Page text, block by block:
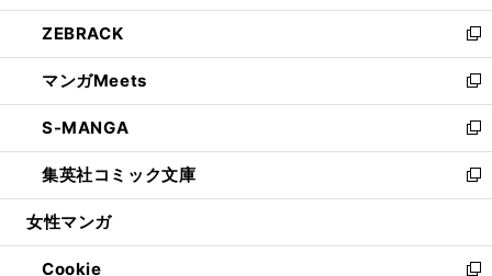
開
く
ウ
で
開
く
ン
ド
ウ
で
開
く
ウ
ィ
ン
ド
ウ
で
開
く
し
い
ウ
ィ
ン
ド
ウ
で
開
ZEBRACK
新
し
い
ウ
ィ
ン
ド
ウ
開
く
マンガMeets
新
し
い
ウ
ィ
ン
ウ
で
S-MANGA
新
し
い
ウ
ン
ド
集英社コミック文庫
新
し
ウ
ィ
女性マンガ
Cookie